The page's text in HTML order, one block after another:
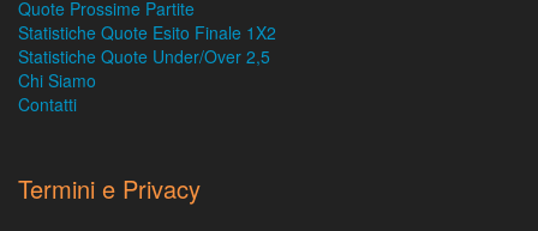
Quote Prossime Partite
Statistiche Quote Esito Finale 1X2
Statistiche Quote Under/Over 2,5
Chi Siamo
Contatti
Termini e Privacy